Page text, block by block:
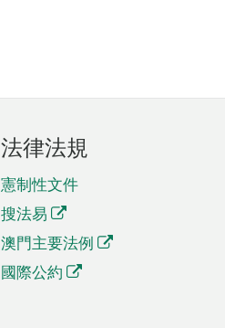
法律法規
憲制性文件
搜法易
澳門主要法例
國際公約